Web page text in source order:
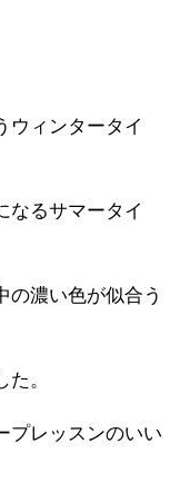
ウィンタータイ
なるサマータイ
の濃い色が似合う
。
レッスンのいい